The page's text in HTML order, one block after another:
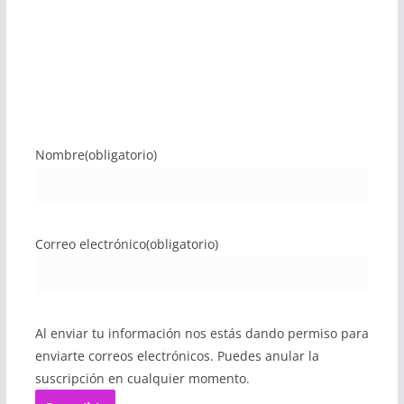
Nombre(obligatorio)
Correo electrónico(obligatorio)
Al enviar tu información nos estás dando permiso para
enviarte correos electrónicos. Puedes anular la
suscripción en cualquier momento.